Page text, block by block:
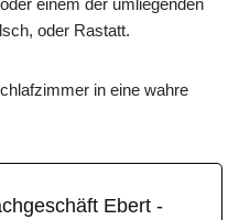
einem der umliegenden
oder Rastatt.
in eine wahre
Ebert -